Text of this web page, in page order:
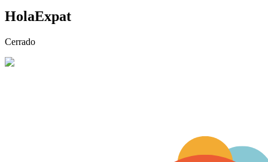
HolaExpat
Cerrado